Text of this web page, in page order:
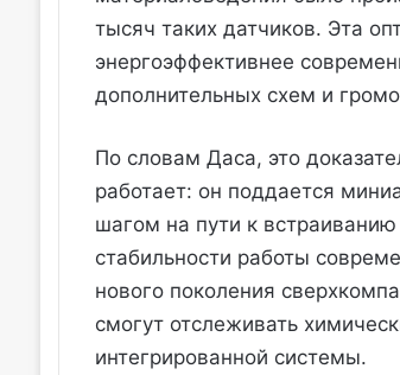
тысяч таких датчиков. Эта
энергоэффективнее
дополнительных схем и
По словам Даса, это
работает: он поддается
шагом на пути к
стабильности работы
нового поколения
смогут отслеживать
интегрированной системы.